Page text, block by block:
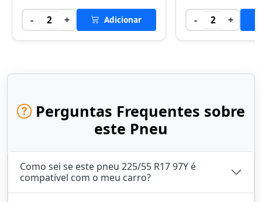
- 2 + Adicionar - 2 +
Perguntas Frequentes sobre
este Pneu
Como sei se este pneu 225/55 R17 97Y é
compatível com o meu carro?